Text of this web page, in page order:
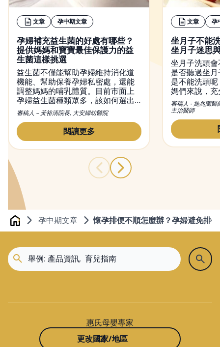
文章 孕中期文章
孕婦補充益生菌的好處有哪些？
提供媽媽和寶寶最佳保護力的益
生菌這樣挑選
益生菌不僅能幫助孕婦維持消化道
機能、幫助保養孕婦私密處，還能
調整媽媽的哺乳體質。目前市面上
孕婦益生菌種類眾多，該如何選出
適合的益生菌？又該何時吃益生
菌？本文將會介紹益生菌對孕婦的
功效，吃益生菌正確的方法及時
間，並提供挑益生菌的小撇步。
審稿人 – 黃裕清院長, 大安婦幼醫院
閱讀更多
文章 孕
坐月子不能
坐月子迷思
坐月子洗頭
是否聽過坐
是不能洗頭
媽們來說，
不可或缺的
觀念，便是
內好好休息
變，觀念也
月子洗頭的
與禁忌，幫
審稿人 - 施兆蘭醫
主治醫師
Home 孕中期文章 懷孕排便不順怎麼辦？孕婦避免排
惠氏母嬰專家
更改國家/地區